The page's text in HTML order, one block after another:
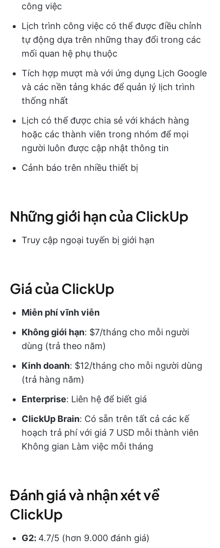
công việc
Lịch trình công việc có thể được điều chỉnh
tự động dựa trên những thay đổi trong các
mối quan hệ phụ thuộc
Tích hợp mượt mà với ứng dụng Lịch Google
và các nền tảng khác để quản lý lịch trình
thống nhất
Lịch có thể được chia sẻ với khách hàng
hoặc các thành viên trong nhóm để mọi
người luôn được cập nhật thông tin
Cảnh báo trên nhiều thiết bị
Những giới hạn của ClickUp
Truy cập ngoại tuyến bị giới hạn
Giá của ClickUp
Miễn phí vĩnh viễn
Không giới hạn: $7/tháng cho mỗi người
dùng (trả theo năm)
Kinh doanh: $12/tháng cho mỗi người dùng
(trả hàng năm)
Enterprise: Liên hệ để biết giá
ClickUp Brain: Có sẵn trên tất cả các kế
hoạch trả phí với giá 7 USD mỗi thành viên
Không gian Làm việc mỗi tháng
Đánh giá và nhận xét về
ClickUp
G2: 4.7/5 (hơn 9.000 đánh giá)